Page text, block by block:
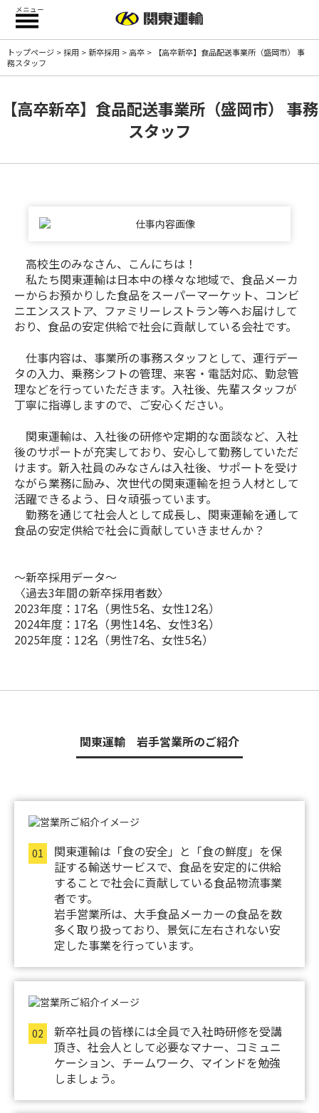
メニュー
トップページ >採用 >新卒採用 >高卒 > 【高卒新卒】食品配送事業所（盛岡市） 事
務スタッフ
【高卒新卒】食品配送事業所（盛岡市） 事務
スタッフ
高校生のみなさん、こんにちは！
私たち関東運輸は日本中の様々な地域で、食品メーカ
ーからお預かりした食品をスーパーマーケット、コンビ
ニエンスストア、ファミリーレストラン等へお届けして
おり、食品の安定供給で社会に貢献している会社です。
仕事内容は、事業所の事務スタッフとして、運行デー
タの入力、乗務シフトの管理、来客・電話対応、勤怠管
理などを行っていただきます。入社後、先輩スタッフが
丁寧に指導しますので、ご安心ください。
関東運輸は、入社後の研修や定期的な面談など、入社
後のサポートが充実しており、安心して勤務していただ
けます。新入社員のみなさんは入社後、サポートを受け
ながら業務に励み、次世代の関東運輸を担う人材として
活躍できるよう、日々頑張っています。
勤務を通じて社会人として成長し、関東運輸を通して
食品の安定供給で社会に貢献していきませんか？
～新卒採用データ～
〈過去3年間の新卒採用者数〉
2023年度：17名（男性5名、女性12名）
2024年度：17名（男性14名、女性3名）
2025年度：12名（男性7名、女性5名）
関東運輸 岩手営業所のご紹介
01
関東運輸は「食の安全」と「食の鮮度」を保
証する輸送サービスで、食品を安定的に供給
することで社会に貢献している食品物流事業
者です。
岩手営業所は、大手食品メーカーの食品を数
多く取り扱っており、景気に左右されない安
定した事業を行っています。
02
新卒社員の皆様には全員で入社時研修を受講
頂き、社会人として必要なマナー、コミュニ
ケーション、チームワーク、マインドを勉強
しましょう。